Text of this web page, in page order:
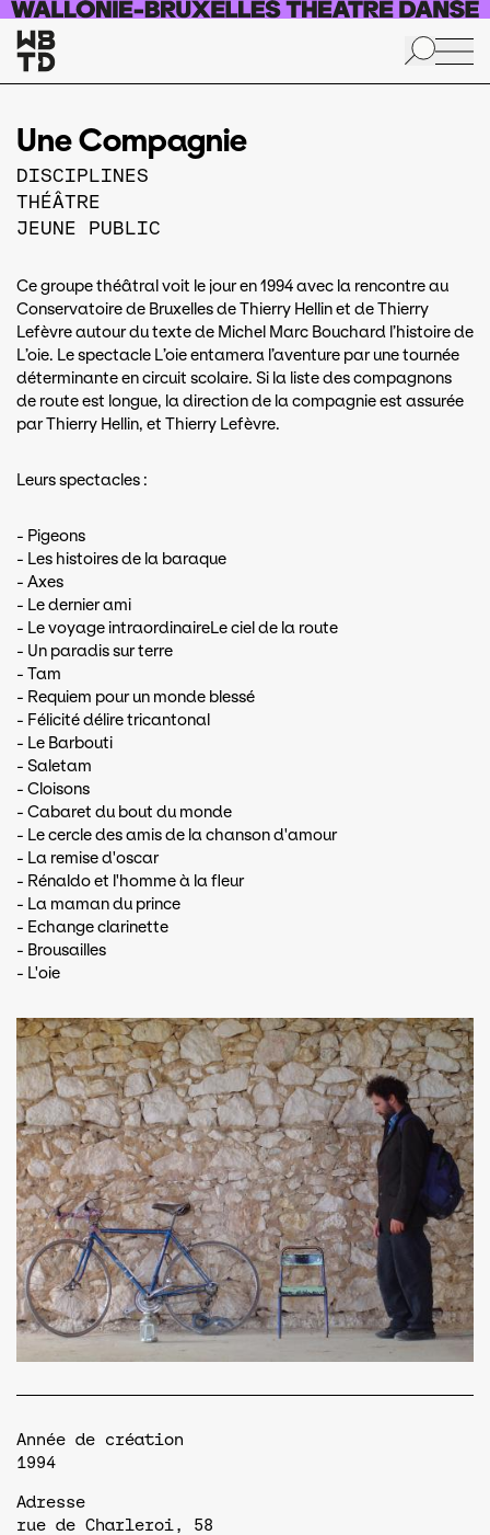
Aller au contenu principal
Une Compagnie
DISCIPLINES
THÉÂTRE
JEUNE PUBLIC
Ce groupe théâtral voit le jour en 1994 avec la rencontre au
Conservatoire de Bruxelles de Thierry Hellin et de Thierry
Lefèvre autour du texte de Michel Marc Bouchard l’histoire de
L’oie. Le spectacle L’oie entamera l’aventure par une tournée
déterminante en circuit scolaire. Si la liste des compagnons
de route est longue, la direction de la compagnie est assurée
par Thierry Hellin, et Thierry Lefèvre.
Leurs spectacles :
- Pigeons
- Les histoires de la baraque
- Axes
- Le dernier ami
- Le voyage intraordinaireLe ciel de la route
- Un paradis sur terre
- Tam
- Requiem pour un monde blessé
- Félicité délire tricantonal
- Le Barbouti
- Saletam
- Cloisons
- Cabaret du bout du monde
- Le cercle des amis de la chanson d'amour
- La remise d'oscar
- Rénaldo et l'homme à la fleur
- La maman du prince
- Echange clarinette
- Brousailles
- L'oie
Année de création
1994
Adresse
rue de Charleroi, 58